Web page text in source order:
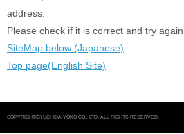
address.
Please check if it is correct and try again.
SiteMap below (Japanese)
Top page(English Site)
COPYRIGHT(C) UCHIDA YOKO CO., LTD. ALL RIGHTS RESERVED.